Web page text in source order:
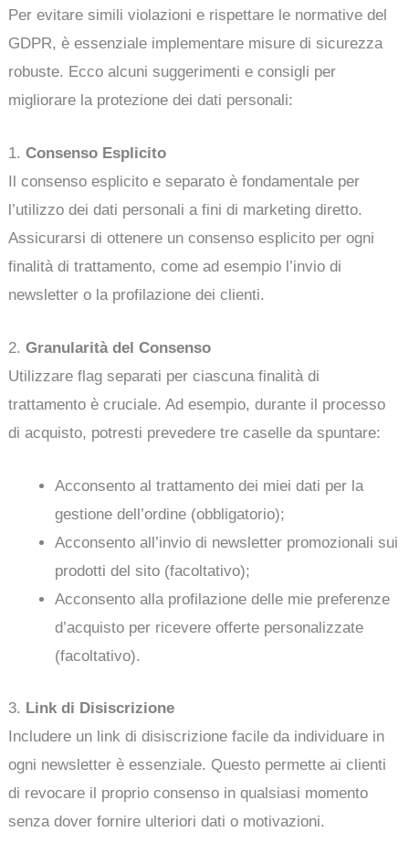
Per evitare simili violazioni e rispettare le normative del
GDPR, è essenziale implementare misure di sicurezza
robuste. Ecco alcuni suggerimenti e consigli per
migliorare la protezione dei dati personali:
1.Consenso Esplicito
Il consenso esplicito e separato è fondamentale per
l’utilizzo dei dati personali a fini di marketing diretto.
Assicurarsi di ottenere un consenso esplicito per ogni
finalità di trattamento, come ad esempio l’invio di
newsletter o la profilazione dei clienti.
2.Granularità del Consenso
Utilizzare flag separati per ciascuna finalità di
trattamento è cruciale. Ad esempio, durante il processo
di acquisto, potresti prevedere tre caselle da spuntare:
Acconsento al trattamento dei miei dati per la
gestione dell’ordine (obbligatorio);
Acconsento all’invio di newsletter promozionali sui
prodotti del sito (facoltativo);
Acconsento alla profilazione delle mie preferenze
d’acquisto per ricevere offerte personalizzate
(facoltativo).
3. Link di Disiscrizione
Includere un link di disiscrizione facile da individuare in
ogni newsletter è essenziale. Questo permette ai clienti
di revocare il proprio consenso in qualsiasi momento
senza dover fornire ulteriori dati o motivazioni.